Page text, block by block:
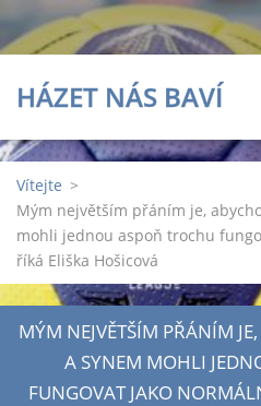
HÁZET NÁS BAVÍ
Vítejte >
Mým největším přáním je,
mohli jednou aspoň trochu
říká Eliška Hošicová
MÝM NEJVĚTŠÍM PŘÁNÍM
A SYNEM MOHLI
FUNGOVAT JAKO